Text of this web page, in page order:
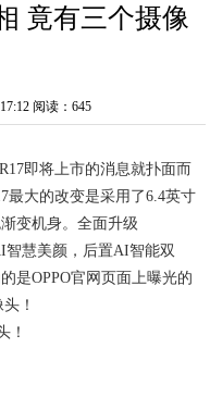
竟有三个摄像
阅读：645
即将上市的消息就扑面而
最大的改变是采用了6.4英寸
变机身。全面升级
智慧美颜，后置AI智能双
是OPPO官网页面上曝光的
！